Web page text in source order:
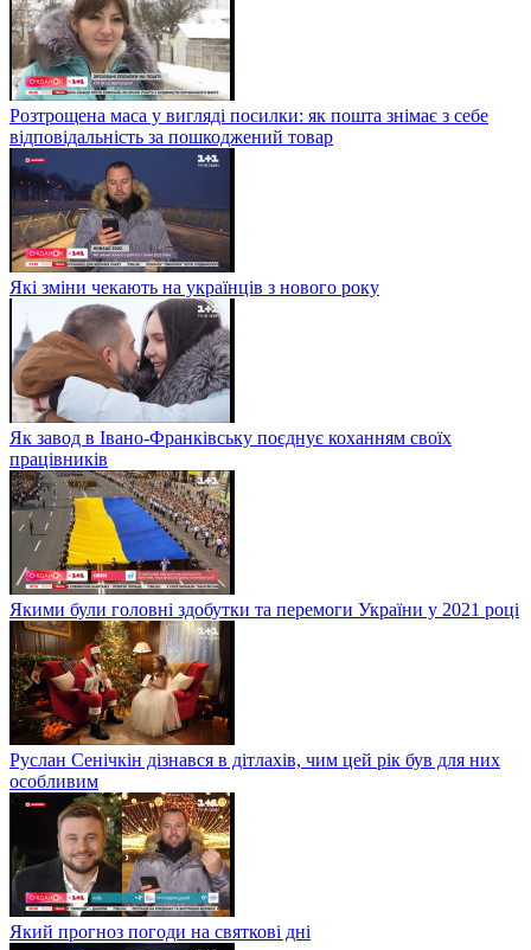
Розтрощена маса у вигляді посилки: як пошта знімає з себе
відповідальність за пошкоджений товар
Які зміни чекають на українців з нового року
Як завод в Івано-Франківську поєднує коханням своїх
працівників
Якими були головні здобутки та перемоги України у 2021 році
Руслан Сенічкін дізнався в дітлахів, чим цей рік був для них
особливим
Який прогноз погоди на святкові дні